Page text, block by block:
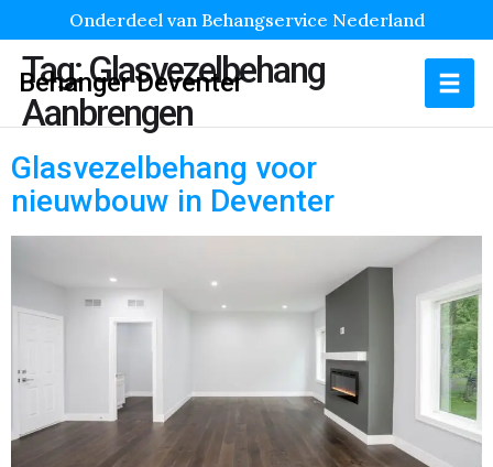
Onderdeel van Behangservice Nederland
Behanger Deventer
Tag:Glasvezelbehang
Aanbrengen
Glasvezelbehang voor
nieuwbouw in Deventer